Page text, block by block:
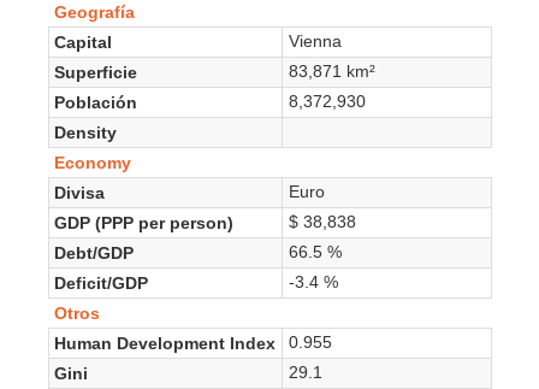
Geografía
Capital
Vienna
Superficie
83,871 km²
Población
8,372,930
Density
Economy
Divisa
Euro
GDP (PPP per person)
$ 38,838
Debt/GDP
66.5 %
Deficit/GDP
-3.4 %
Otros
Human Development Index
0.955
Gini
29.1